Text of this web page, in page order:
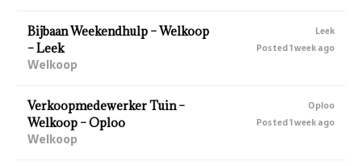
Bijbaan Weekendhulp – Welkoop
– Leek
Welkoop
Leek
Posted 1 week ago
Verkoopmedewerker Tuin –
Welkoop – Oploo
Welkoop
Oploo
Posted 1 week ago